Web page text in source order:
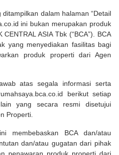
dalam halaman “Detail
ini bukan merupakan produk
ASIA Tbk (“BCA”). BCA
yang menyediakan fasilitas bagi
produk properti dari Agen
atas segala informasi serta
berikut setiap
yang secara resmi disetujui
Properti.
membebaskan BCA dan/atau
dan/atau gugatan dari pihak